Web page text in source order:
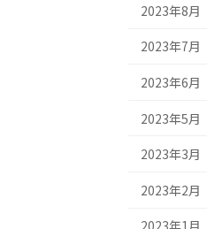
2023年8月
2023年7月
2023年6月
2023年5月
2023年3月
2023年2月